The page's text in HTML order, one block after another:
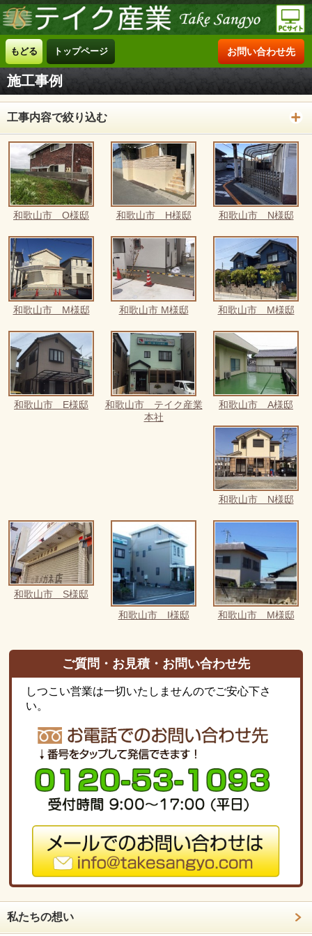
もどる トップページ お問い合わせ先
施工事例
工事内容で絞り込む
和歌山市 O様邸 和歌山市 H様邸 和歌山市 N様邸
和歌山市 M様邸 和歌山市 M様邸 和歌山市 M様邸
和歌山市 E様邸
和歌山市 テイク産業
本社
和歌山市 A様邸
和歌山市 N様邸
和歌山市 S様邸
和歌山市 I様邸
和歌山市 M様邸
ご質問・お見積・お問い合わせ先
しつこい営業は一切いたしませんのでご安心下さ
い。
私たちの想い